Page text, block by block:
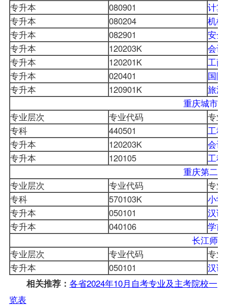
专升本
080901
计
专升本
080204
机
专升本
082901
安
专升本
120203K
会
专升本
120201K
工
专升本
020401
国
专升本
120901K
旅
重庆城市
专业层次
专业代码
专
专科
440501
工
专升本
120203K
会
专升本
120105
工
重庆第二
专业层次
专业代码
专
专科
570103K
小
专升本
050101
汉
专升本
040106
学
长江师
专业层次
专业代码
专
专升本
050101
汉
相关推荐： 各省2024年10月自考专业及主考院校一
览表